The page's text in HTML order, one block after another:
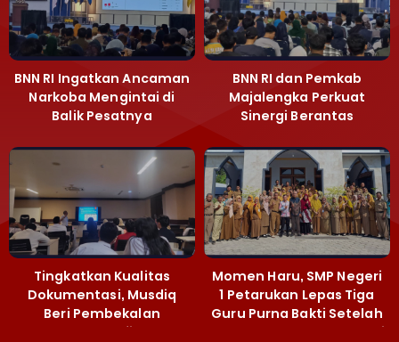
BNN RI Ingatkan Ancaman
Narkoba Mengintai di
Balik Pesatnya
Majalengka
BNN RI dan Pemkab
Majalengka Perkuat
Sinergi Berantas
Narkoba
Tingkatkan Kualitas
Dokumentasi, Musdiq
Beri Pembekalan
Fotografi ‎
Momen Haru, SMP Negeri
1 Petarukan Lepas Tiga
Guru Purna Bakti Setelah
Puluhan Tahun Mengabdi